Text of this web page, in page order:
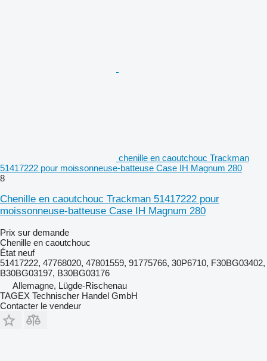
chenille en caoutchouc Trackman
51417222 pour moissonneuse-batteuse Case IH Magnum 280
8
Chenille en caoutchouc Trackman 51417222 pour
moissonneuse-batteuse Case IH Magnum 280
Prix sur demande
Chenille en caoutchouc
État neuf
51417222, 47768020, 47801559, 91775766, 30P6710, F30BG03402,
B30BG03197, B30BG03176
Allemagne, Lügde-Rischenau
TAGEX Technischer Handel GmbH
Contacter le vendeur